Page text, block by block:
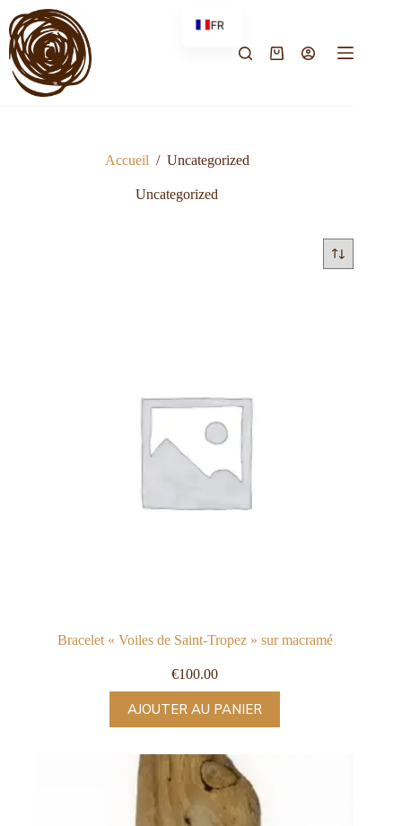
Accueil / Uncategorized
Uncategorized
Bracelet « Voiles de Saint-Tropez » sur macramé
€100.00
AJOUTER AU PANIER
FR